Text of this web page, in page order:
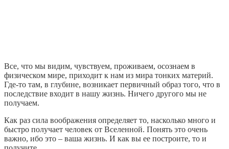
Все, что мы видим, чувствуем, проживаем, осознаем в
физическом мире, приходит к нам из мира тонких материй.
Где-то там, в глубине, возникает первичный образ того, что в
последствие входит в нашу жизнь. Ничего другого мы не
получаем.
Как раз сила воображения определяет то, насколько много и
быстро получает человек от Вселенной. Понять это очень
важно, ибо это – ваша жизнь. И как вы ее построите, то и